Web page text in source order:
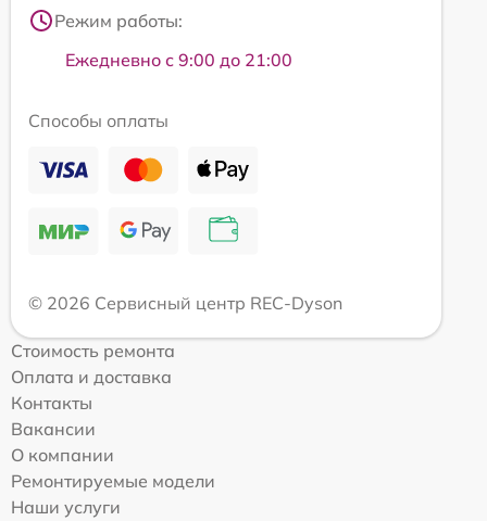
Режим работы:
Ежедневно с 9:00 до 21:00
Способы оплаты
© 2026 Сервисный центр REC-Dyson
Стоимость ремонта
Оплата и доставка
Контакты
Вакансии
О компании
Ремонтируемые модели
Наши услуги